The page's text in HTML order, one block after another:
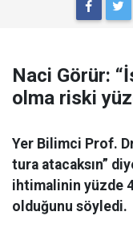
Naci Görür:
olma riski
Yer Bilimci Prof.
tura atacaksın”
ihtimalinin yüzde
olduğunu söyledi.